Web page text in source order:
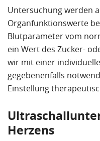
Untersuchung werden
Organfunktionswerte
Blutparameter vom
ein Wert des Zucker-
wir mit einer
gegebenenfalls
Einstellung
Herzens